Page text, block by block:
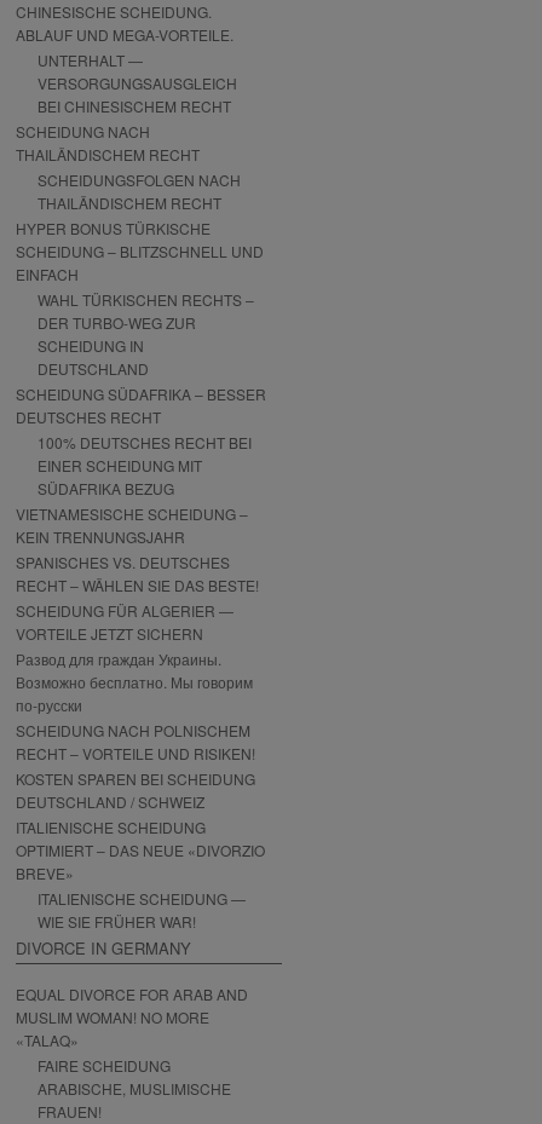
CHINESISCHE SCHEIDUNG.
ABLAUF UND MEGA-VORTEILE.
UNTERHALT —
VERSORGUNGSAUSGLEICH
BEI CHINESISCHEM RECHT
SCHEIDUNG NACH
THAILÄNDISCHEM RECHT
SCHEIDUNGSFOLGEN NACH
THAILÄNDISCHEM RECHT
HYPER BONUS TÜRKISCHE
SCHEIDUNG – BLITZSCHNELL UND
EINFACH
WAHL TÜRKISCHEN RECHTS –
DER TURBO-WEG ZUR
SCHEIDUNG IN
DEUTSCHLAND
SCHEIDUNG SÜDAFRIKA – BESSER
DEUTSCHES RECHT
100% DEUTSCHES RECHT BEI
EINER SCHEIDUNG MIT
SÜDAFRIKA BEZUG
VIETNAMESISCHE SCHEIDUNG –
KEIN TRENNUNGSJAHR
SPANISCHES VS. DEUTSCHES
RECHT – WÄHLEN SIE DAS BESTE!
SCHEIDUNG FÜR ALGERIER —
VORTEILE JETZT SICHERN
Развод для граждан Украины.
Возможно бесплатно. Мы говорим
по-русски
SCHEIDUNG NACH POLNISCHEM
RECHT – VORTEILE UND RISIKEN!
KOSTEN SPAREN BEI SCHEIDUNG
DEUTSCHLAND / SCHWEIZ
ITALIENISCHE SCHEIDUNG
OPTIMIERT – DAS NEUE «DIVORZIO
BREVE»
ITALIENISCHE SCHEIDUNG —
WIE SIE FRÜHER WAR!
DIVORCE IN GERMANY
EQUAL DIVORCE FOR ARAB AND
MUSLIM WOMAN! NO MORE
«TALAQ»
FAIRE SCHEIDUNG
ARABISCHE, MUSLIMISCHE
FRAUEN!